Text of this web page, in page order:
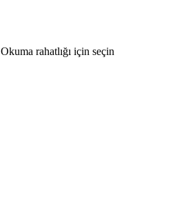
Okuma rahatlığı için seçin